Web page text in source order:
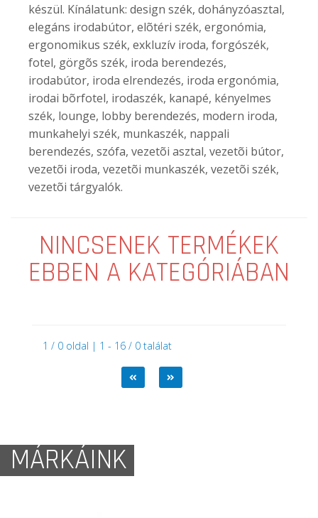
készül. Kínálatunk: design szék, dohányzóasztal,
elegáns irodabútor, elõtéri szék, ergonómia,
ergonomikus szék, exkluzív iroda, forgószék,
fotel, görgõs szék, iroda berendezés,
irodabútor, iroda elrendezés, iroda ergonómia,
irodai bõrfotel, irodaszék, kanapé, kényelmes
szék, lounge, lobby berendezés, modern iroda,
munkahelyi szék, munkaszék, nappali
berendezés, szófa, vezetõi asztal, vezetõi bútor,
vezetõi iroda, vezetõi munkaszék, vezetõi szék,
vezetõi tárgyalók.
NINCSENEK TERMÉKEK
EBBEN A KATEGÓRIÁBAN
1 / 0 oldal | 1 - 16 / 0 találat
MÁRKÁINK